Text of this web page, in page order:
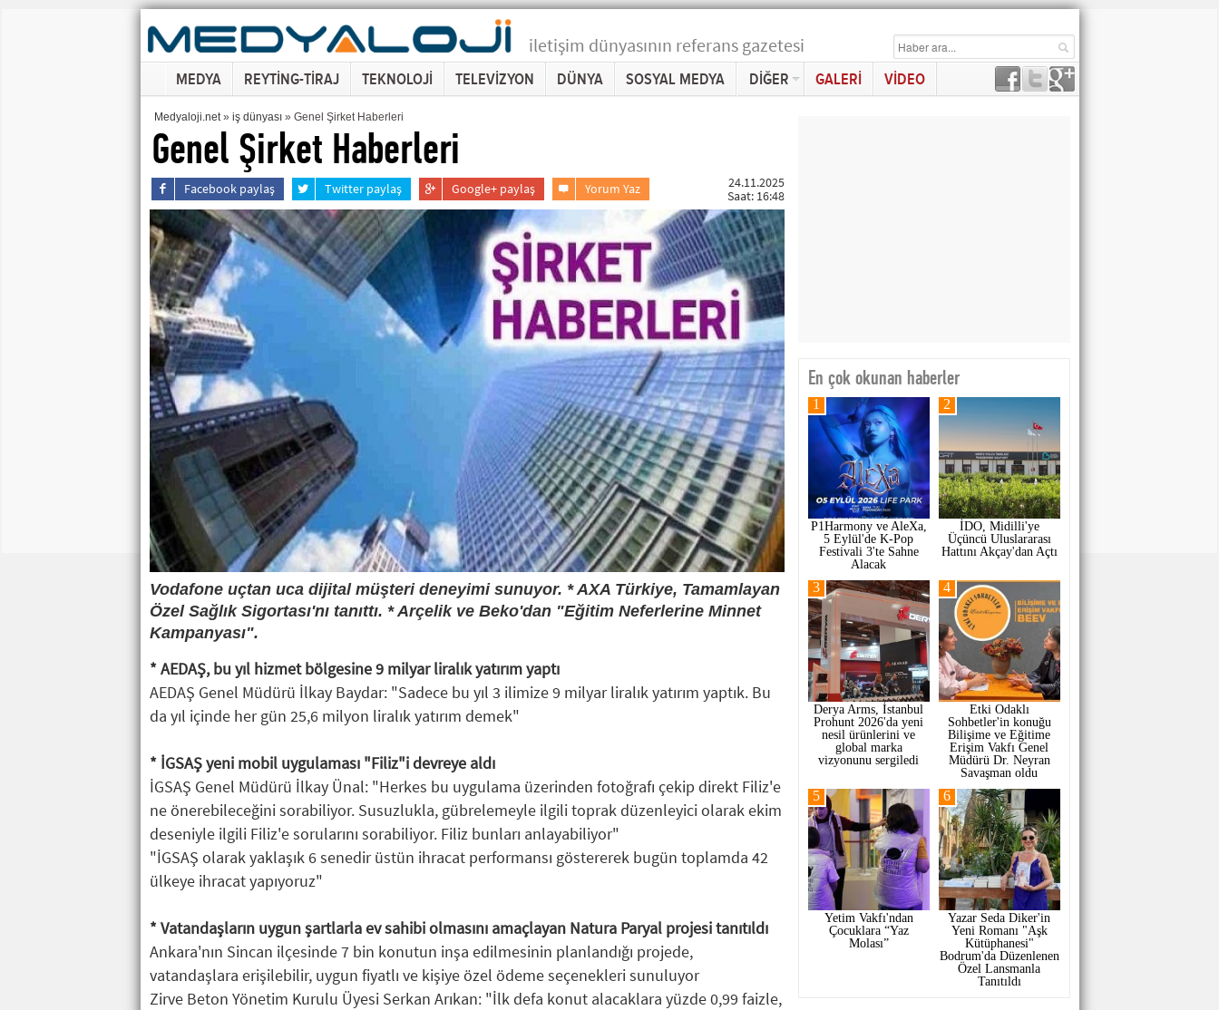
iletişim dünyasının referans gazetesi
MEDYA REYTİNG-TİRAJ TEKNOLOJİ TELEVİZYON DÜNYA SOSYAL MEDYA DİĞER GALERİ VİDEO
Genel Şirket Haberleri
Medyaloji.net» iş dünyası» Genel Şirket Haberleri
Facebook paylaş Twitter paylaş Google+ paylaş Yorum Yaz
24.11.2025
Saat: 16:48
Vodafone uçtan uca dijital müşteri deneyimi sunuyor. * AXA Türkiye, Tamamlayan
Özel Sağlık Sigortası'nı tanıttı. * Arçelik ve Beko'dan "Eğitim Neferlerine Minnet
Kampanyası".
* AEDAŞ, bu yıl hizmet bölgesine 9 milyar liralık yatırım yaptı
AEDAŞ Genel Müdürü İlkay Baydar: "Sadece bu yıl 3 ilimize 9 milyar liralık yatırım yaptık. Bu
da yıl içinde her gün 25,6 milyon liralık yatırım demek"
* İGSAŞ yeni mobil uygulaması "Filiz"i devreye aldı
İGSAŞ Genel Müdürü İlkay Ünal: "Herkes bu uygulama üzerinden fotoğrafı çekip direkt Filiz'e
ne önerebileceğini sorabiliyor. Susuzlukla, gübrelemeyle ilgili toprak düzenleyici olarak ekim
deseniyle ilgili Filiz'e sorularını sorabiliyor. Filiz bunları anlayabiliyor"
"İGSAŞ olarak yaklaşık 6 senedir üstün ihracat performansı göstererek bugün toplamda 42
ülkeye ihracat yapıyoruz"
* Vatandaşların uygun şartlarla ev sahibi olmasını amaçlayan Natura Paryal projesi tanıtıldı
Ankara'nın Sincan ilçesinde 7 bin konutun inşa edilmesinin planlandığı projede,
vatandaşlara erişilebilir, uygun fiyatlı ve kişiye özel ödeme seçenekleri sunuluyor
Zirve Beton Yönetim Kurulu Üyesi Serkan Arıkan: "İlk defa konut alacaklara yüzde 0,99 faizle,
En çok okunan haberler
P1Harmony ve AleXa,
5 Eylül'de K-Pop
Festivali 3'te Sahne
Alacak
1
İDO, Midilli'ye
Üçüncü Uluslararası
Hattını Akçay'dan Açtı
2
Derya Arms, İstanbul
Prohunt 2026'da yeni
nesil ürünlerini ve
global marka
vizyonunu sergiledi
3
Etki Odaklı
Sohbetler'in konuğu
Bilişime ve Eğitime
Erişim Vakfı Genel
Müdürü Dr. Neyran
Savaşman oldu
4
Yetim Vakfı'ndan
Çocuklara “Yaz
Molası”
5
Yazar Seda Diker'in
Yeni Romanı "Aşk
Kütüphanesi"
Bodrum'da Düzenlenen
Özel Lansmanla
Tanıtıldı
6